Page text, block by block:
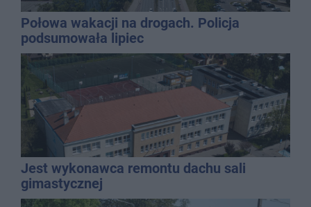
Połowa wakacji na drogach. Policja
podsumowała lipiec
Jest wykonawca remontu dachu sali
gimastycznej